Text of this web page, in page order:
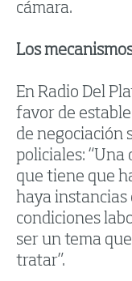
cámara.
Los
En Radio Del
favor de
de negociación
policiales: “Una
que tiene que
haya instancias
condiciones
ser un tema
tratar”.